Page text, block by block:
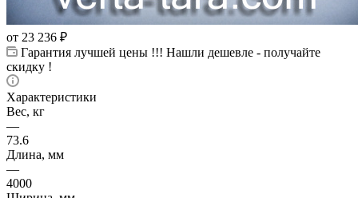
от 23 236 ₽
Гарантия лучшей цены !!! Нашли дешевле - получайте
скидку !
Характеристики
Вес, кг
—
73.6
Длина, мм
—
4000